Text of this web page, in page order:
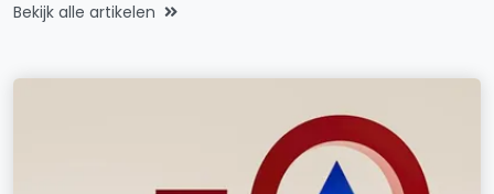
Bekijk alle artikelen